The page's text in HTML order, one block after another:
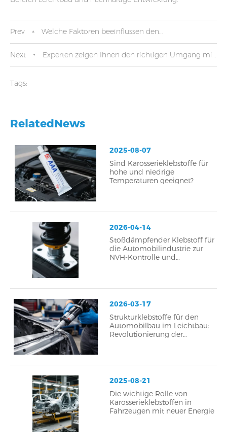
Prev Welche Faktoren beeinflussen den
Großhandelspreis von Autokarosserieklebstoffen?
Next Experten zeigen Ihnen den richtigen Umgang mit
Tags:
RelatedNews
2025-08-07
Sind Karosserieklebstoffe für
hohe und niedrige
Temperaturen geeignet?
2026-04-14
Stoßdämpfender Klebstoff für
die Automobilindustrie zur
NVH-Kontrolle und
2026-03-17
Strukturklebstoffe für den
Automobilbau im Leichtbau:
Revolutionierung der
2025-08-21
Die wichtige Rolle von
Karosserieklebstoffen in
Fahrzeugen mit neuer Energie